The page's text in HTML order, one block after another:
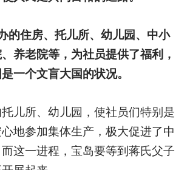
的住房、托儿所、幼儿园、中小
养老院等，为社员提供了福利，
一个文盲大国的状况。
儿所、幼儿园，使社员们特别是
地参加集体生产，极大促进了中
这一进程，宝岛要等到蒋氏父子